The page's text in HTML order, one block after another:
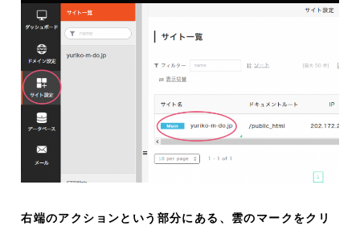
右端のアクションという部分にある、雲のマークをクリ